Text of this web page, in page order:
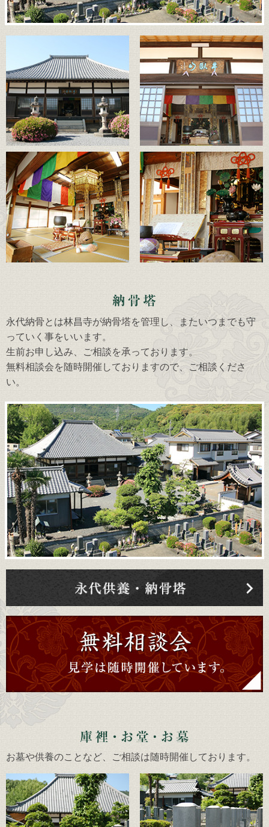
永代納骨とは林昌寺が納骨塔を管理し、またいつまでも守
っていく事をいいます。
生前お申し込み、ご相談を承っております。
無料相談会を随時開催しておりますので、ご相談くださ
い。
お墓や供養のことなど、ご相談は随時開催しております。